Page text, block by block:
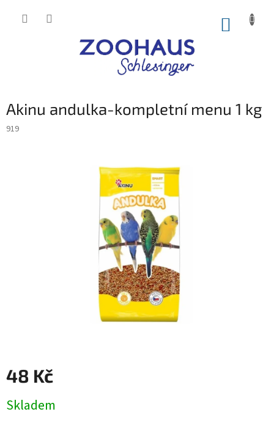
Akinu andulka-kompletní menu 1 kg
919
48 Kč
cena:
Skladem